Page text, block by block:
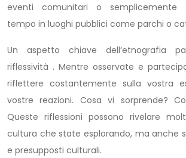
eventi comunitari o semplicemente
tempo in luoghi pubblici come parchi o
Un aspetto chiave dell’etnografia
riflessività . Mentre osservate e
riflettere costantemente sulla vostra
vostre reazioni. Cosa vi sorprende?
Queste riflessioni possono rivelare
cultura che state esplorando, ma anche
e presupposti culturali.